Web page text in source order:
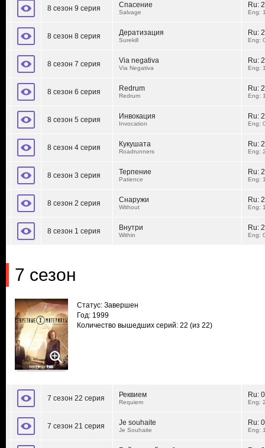
8 сезон 9 серия Спасение
Salvage
Ru:
Eng:
8 сезон 8 серия Дератизация
Surekill
Ru:
Eng:
8 сезон 7 серия Via negativa
Via Negativa
Ru:
Eng:
8 сезон 6 серия Redrum
Redrum
Ru:
Eng:
8 сезон 5 серия Инвокация
Invocation
Ru:
Eng:
8 сезон 4 серия Кукушата
Roadrunners
Ru:
Eng:
8 сезон 3 серия Терпение
Patience
Ru:
Eng:
8 сезон 2 серия Снаружи
Without
Ru:
Eng:
8 сезон 1 серия Внутри
Within
Ru:
Eng:
7 сезон
Статус: Завершен
Год: 1999
Количество вышедших серий: 22 (из 22)
7 сезон 22 серия Реквием
Requiem
Ru:
Eng:
7 сезон 21 серия Je souhaite
Je Souhaite
Ru:
Eng: